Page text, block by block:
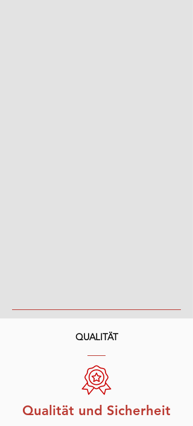
QUALITÄT
Qualität und Sicherheit